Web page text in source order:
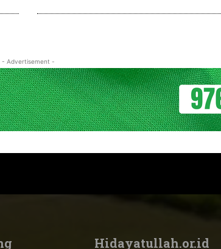
- Advertisement -
Hidayatullah.or.id